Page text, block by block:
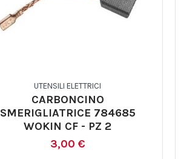
UTENSILI ELETTRICI
CARBONCINO
SMERIGLIATRICE 784685
WOKIN CF - PZ 2
3,00 €